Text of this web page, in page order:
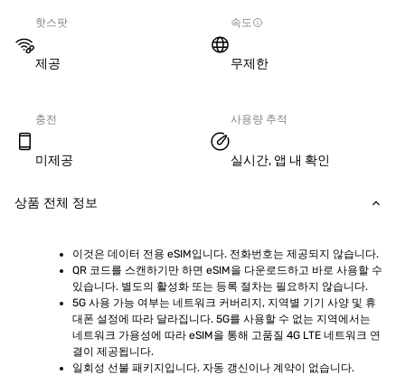
핫스팟
제공
속도
무제한
충전
미제공
사용량 추적
실시간, 앱 내 확인
상품 전체 정보
이것은 데이터 전용 eSIM입니다. 전화번호는 제공되지 않습니다.
QR 코드를 스캔하기만 하면 eSIM을 다운로드하고 바로 사용할 수
있습니다. 별도의 활성화 또는 등록 절차는 필요하지 않습니다.
5G 사용 가능 여부는 네트워크 커버리지, 지역별 기기 사양 및 휴
대폰 설정에 따라 달라집니다. 5G를 사용할 수 없는 지역에서는
네트워크 가용성에 따라 eSIM을 통해 고품질 4G LTE 네트워크 연
결이 제공됩니다.
일회성 선불 패키지입니다. 자동 갱신이나 계약이 없습니다.